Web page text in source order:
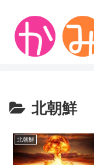
北朝鮮
北朝鮮